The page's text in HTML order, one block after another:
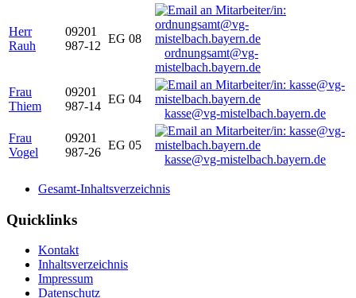
Herr
Rauh
09201
987-12
EG 08
ordnungsamt@vg-
mistelbach.bayern.de
Frau
Thiem
09201
987-14
EG 04
kasse@vg-mistelbach.bayern.de
Frau
Vogel
09201
987-26
EG 05
kasse@vg-mistelbach.bayern.de
Gesamt-Inhaltsverzeichnis
Quicklinks
Kontakt
Inhaltsverzeichnis
Impressum
Datenschutz